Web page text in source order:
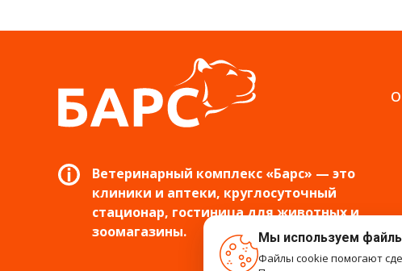
Ветеринарный комплекс «Барс» — это
клиники и аптеки, круглосуточный
стационар, гостиница для животных и
зоомагазины.
Мы используем
Файлы cookie помогают